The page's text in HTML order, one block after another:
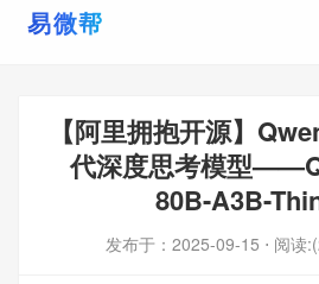
【阿里拥抱开源】
代深度思考模型
80B-A3B-
发布于： 2025-09-15 ⋅ 阅读